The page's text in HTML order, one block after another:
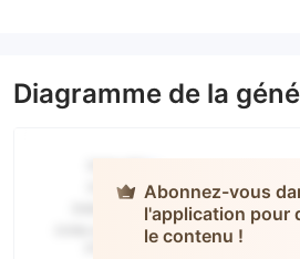
Diagramme de la
Abonnez-vous
l'application pour
le contenu !
HGNH